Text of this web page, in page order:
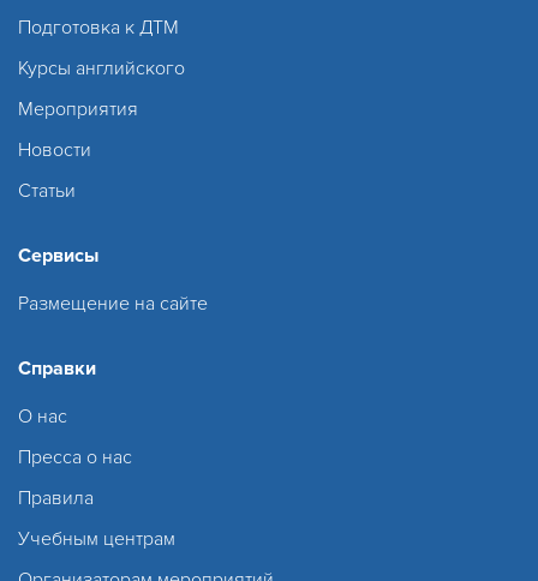
Подготовка к ДТМ
Курсы английского
Мероприятия
Новости
Статьи
Сервисы
Размещение на сайте
Справки
О нас
Пресса о нас
Правила
Учебным центрам